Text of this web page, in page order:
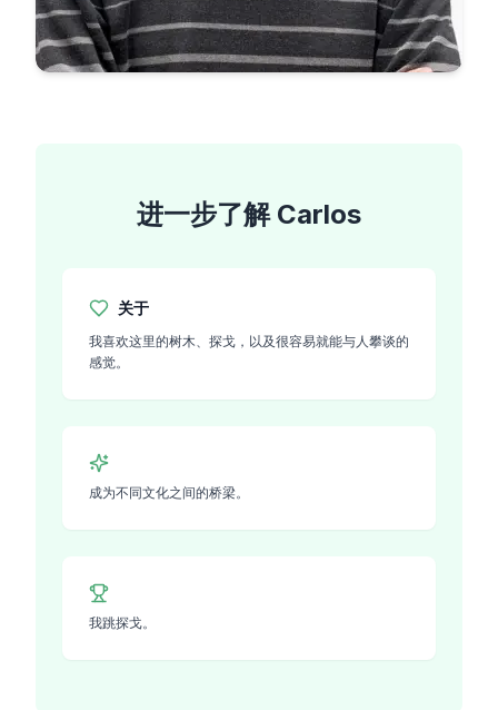
进一步了解 Carlos
关于
我喜欢这里的树木、探戈，以及很容易就能与人攀谈的
感觉。
成为不同文化之间的桥梁。
我跳探戈。